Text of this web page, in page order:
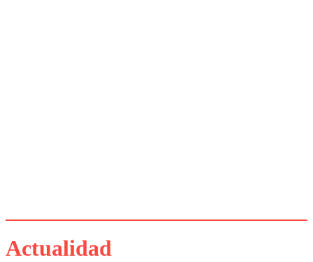
Actualidad